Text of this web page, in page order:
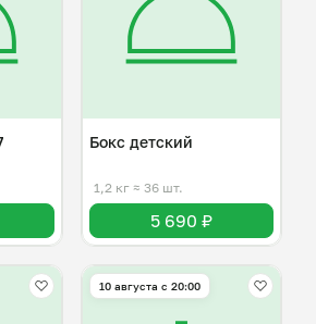
Бокс детский
1,2 кг ≈ 36 шт.
5 690 ₽
10 августа с 20:00